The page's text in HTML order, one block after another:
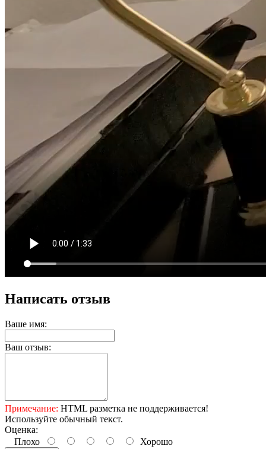
Написать отзыв
Ваше имя:
Ваш отзыв:
Примечание: HTML разметка не поддерживается!
Используйте обычный текст.
Оценка:
Плохо
Хорошо